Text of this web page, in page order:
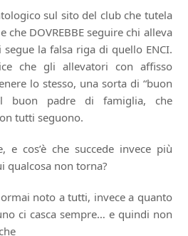
sul sito del club che tutela
che DOVREBBE seguire chi alleva
la falsa riga di quello ENCI.
che gli allevatori con affisso
lo stesso, una sorta di “buon
buon padre di famiglia, che
tutti seguono.
e cos’è che succede invece più
qualcosa non torna?
noto a tutti, invece a quanto
ci casca sempre… e quindi non